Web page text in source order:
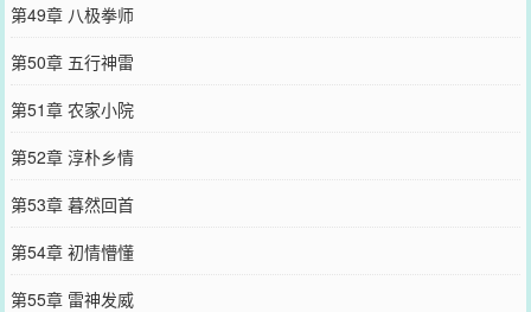
第49章 八极拳师
第50章 五行神雷
第51章 农家小院
第52章 淳朴乡情
第53章 暮然回首
第54章 初情懵懂
第55章 雷神发威